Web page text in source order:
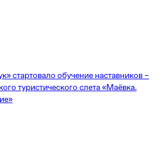
стартовало обучение наставников –
туристического слета «Маёвка.